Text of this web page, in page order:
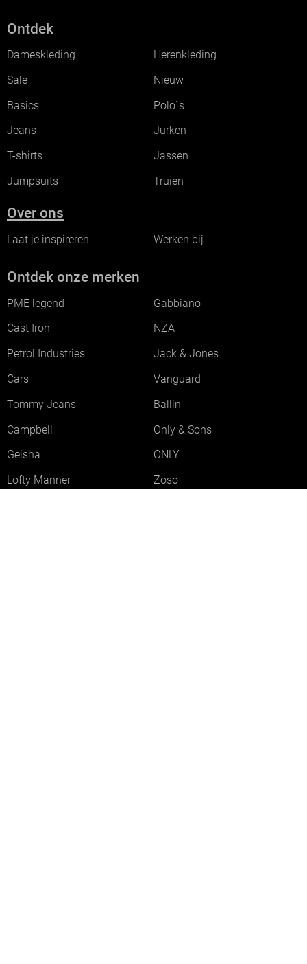
Ontdek
Dameskleding
Herenkleding
Sale
Nieuw
Basics
Polo`s
Jeans
Jurken
T-shirts
Jassen
Jumpsuits
Truien
Over ons
Laat je inspireren Werken bij
Ontdek onze merken
PME legend
Gabbiano
Cast Iron
NZA
Petrol Industries
Jack & Jones
Cars
Vanguard
Tommy Jeans
Ballin
Campbell
Only & Sons
Geisha
ONLY
Lofty Manner
Zoso